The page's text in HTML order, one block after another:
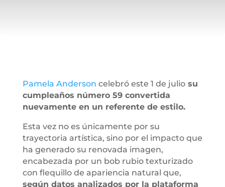
Pamela Anderson celebró este 1 de juliosu
cumpleaños número 59 convertida
nuevamente en un referente de estilo.
Esta vez no es únicamente por su
trayectoria artística, sino por el impacto que
ha generado su renovada imagen,
encabezada por un bob rubio texturizado
con flequillo de apariencia natural que,
según datos analizados por la plataforma